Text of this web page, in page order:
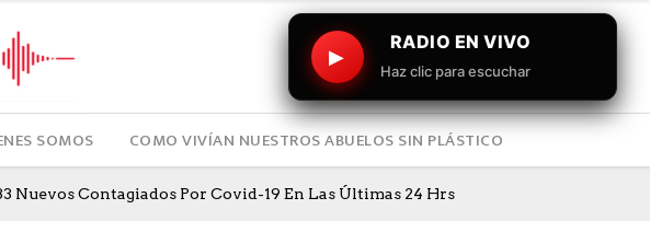
▶
RADIO EN VIVO
Haz clic para escuchar
SOMOS COMO VIVÍAN NUESTROS ABUELOS SIN PLÁSTICO
Nuevos Contagiados Por Covid-19 En Las Últimas 24 Hrs